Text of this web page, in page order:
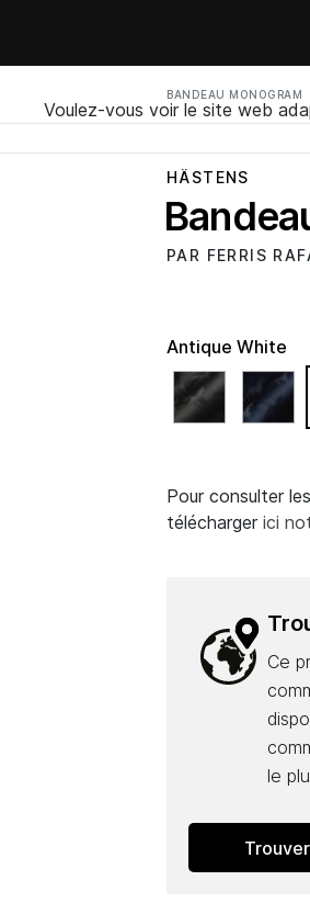
BANDEAU MONOGRAM
Voulez-vous voir le site web
HÄSTENS
PAR FERRIS
Pour consulter
téléchargerici
Antique White
Ce
le